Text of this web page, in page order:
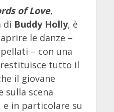
of Love,
di Buddy Holly, è
le danze –
– con una
tutto il
il giovane
sulla scena
e in particolare su